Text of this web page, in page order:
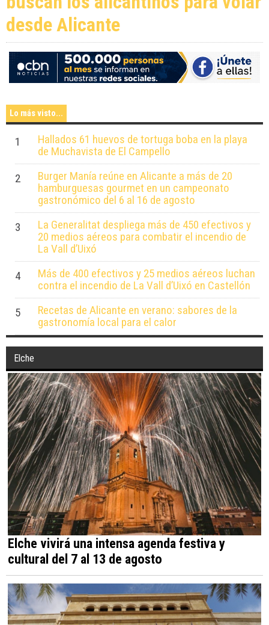
desde Alicante
Alicante llena de música el
verano con 21 conciertos
gratuitos
Lo más visto...
1
Hallados 61 huevos de tortuga boba en la playa
de Muchavista de El Campello
2
Burger Manía reúne en Alicante a más de 20
hamburguesas gourmet en un campeonato
gastronómico del 6 al 16 de agosto
3
La Generalitat despliega más de 450 efectivos y
20 medios aéreos para combatir el incendio de
La Vall d’Uixó
4
Más de 400 efectivos y 25 medios aéreos luchan
contra el incendio de La Vall d’Uixó en Castellón
5
Recetas de Alicante en verano: sabores de la
gastronomía local para el calor
Elche
Elche vivirá una intensa agenda festiva y
cultural del 7 al 13 de agosto